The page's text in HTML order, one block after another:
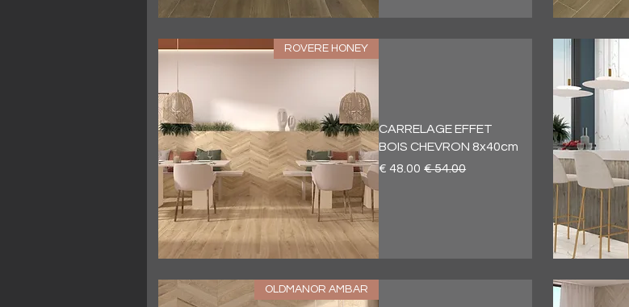
العرض السريع
العرض السريع
ROVERE HONEY
CARRELAGE EFFET
BOIS CHEVRON 8x40cm
سعر عاديسعر البيع
OLDMANOR AMBAR